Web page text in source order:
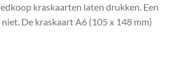
kraskaarten laten drukken. Een
De kraskaart A6 (105 x 148 mm)